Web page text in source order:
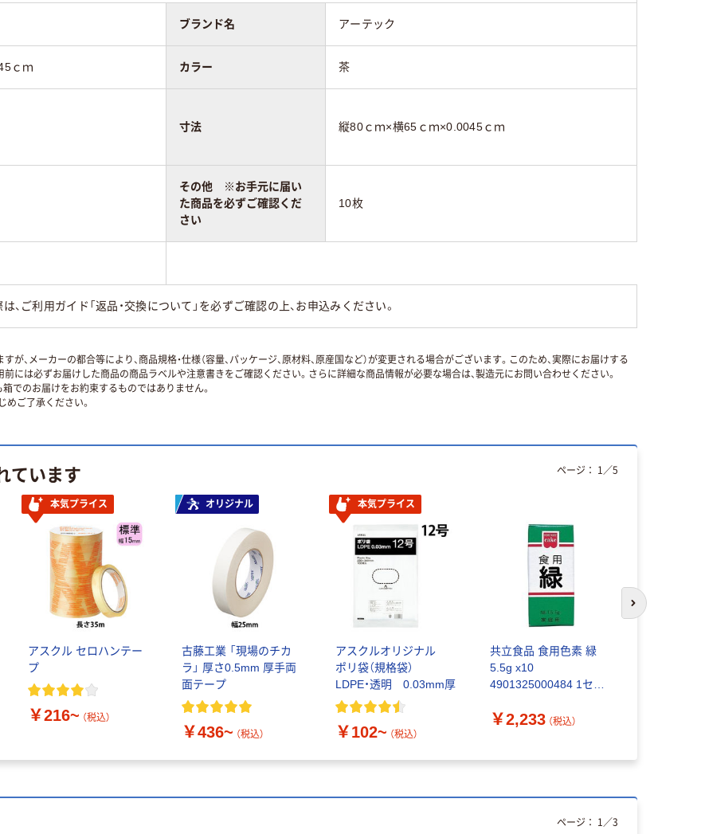
ブランド名 アーテック
ｃｍ カラー 茶
寸法 縦80ｃｍ×横65ｃｍ×0.0045ｃｍ
その他 ※お手元に届い
た商品を必ずご確認くだ
さい
10枚
は、ご利用ガイド「返品・交換について」を必ずご確認の上、お申込みください。
、メーカーの都合等により、商品規格・仕様（容量、パッケージ、原材料、原産国など）が変更される場合がございます。このため、実際にお届けする
には必ずお届けした商品の商品ラベルや注意書きをご確認ください。さらに詳細な商品情報が必要な場合は、製造元にお問い合わせください。
箱でのお届けをお約束するものではありません。
ご了承ください。
ています
本気プライス
アスクル セロハンテー
プ
￥216~ （税込）
オリジナル
古藤工業 「現場のチカ
ラ」 厚さ0.5mm 厚手両
面テープ
￥436~ （税込）
本気プライス
アスクルオリジナル
ポリ袋（規格袋）
LDPE・透明 0.03mm厚
￥102~ （税込）
共立食品 食用色素 緑
5.5g x10
4901325000484 1セッ
￥2,233 （税込）
ページ： 1 ／5
次のスライド
ページ： 1 ／3